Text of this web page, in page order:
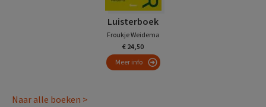
Luisterboek
Froukje Weidema
€ 24,50
Meer info
Naar alle boeken >